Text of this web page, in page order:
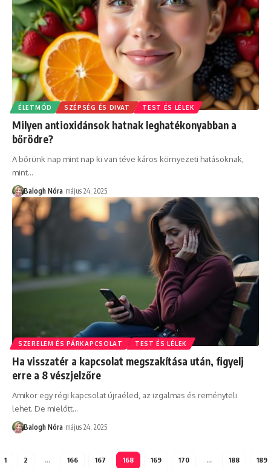
ÉLETMÓD SZÉPSÉG ÉS DIVAT TEST ÉS LÉLEK
Milyen antioxidánsok hatnak leghatékonyabban a
bőrödre?
A bőrünk nap mint nap ki van téve káros környezeti hatásoknak,
mint…
Balogh Nóra május 24, 2025
SZERELEM ÉS PÁRKAPCSOLAT TEST ÉS LÉLEK
Ha visszatér a kapcsolat megszakítása után, figyelj
erre a 8 vészjelzőre
Amikor egy régi kapcsolat újraéled, az izgalmas és reményteli
lehet. De mielőtt…
Balogh Nóra május 24, 2025
1 2 … 166 167 168 169 170 … 188 189